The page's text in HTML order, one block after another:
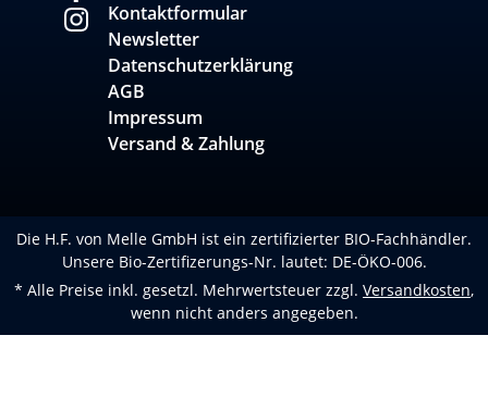
Kontaktformular
Newsletter
Datenschutzerklärung
AGB
Impressum
Versand & Zahlung
Die H.F. von Melle GmbH ist ein zertifizierter BIO-Fachhändler.
Unsere Bio-Zertifizerungs-Nr. lautet: DE-ÖKO-006.
* Alle Preise inkl. gesetzl. Mehrwertsteuer zzgl. Versandkosten,
wenn nicht anders angegeben.